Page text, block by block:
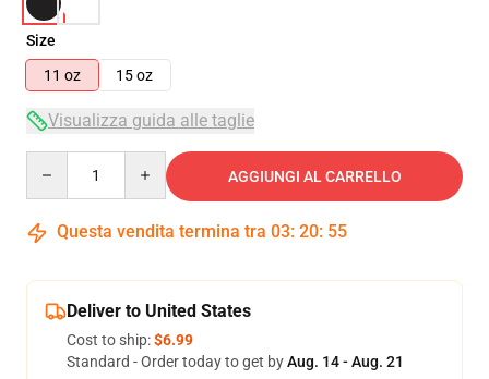
Size
11 oz
15 oz
Visualizza guida alle taglie
AGGIUNGI AL CARRELLO
Questa vendita termina tra 03: 20: 54
Deliver to United States
Cost to ship:$6.99
Standard - Order today to get byAug. 14 - Aug. 21